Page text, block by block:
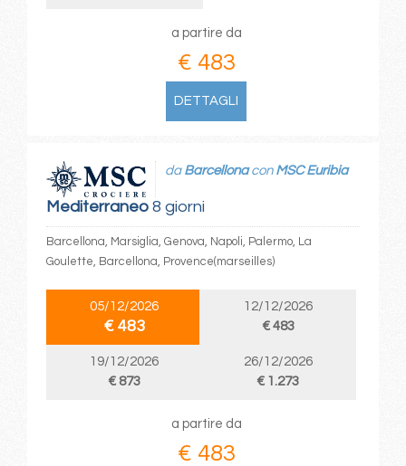
a partire da
€ 483
DETTAGLI
Mediterraneo8 giorni
da Barcellonacon MSC Euribia
Barcellona, Marsiglia, Genova, Napoli, Palermo, La
Goulette, Barcellona, Provence(marseilles)
05/12/2026
€ 483
12/12/2026
€ 483
19/12/2026
€ 873
26/12/2026
€ 1.273
a partire da
€ 483